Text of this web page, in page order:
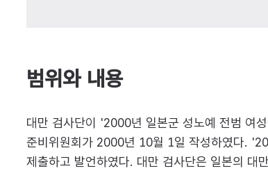
범위와 내용
대만 검사단이 '2000년 일본군 성노예 전범 여
준비위원회가 2000년 10월 1일 작성하였다.
제출하고 발언하였다. 대만 검사단은 일본의